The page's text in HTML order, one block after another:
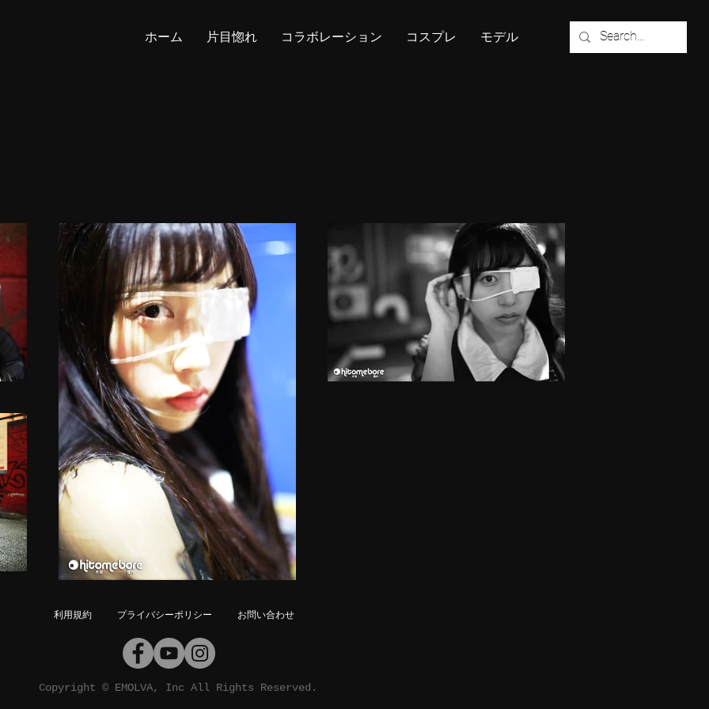
ホーム 片目惚れ コラボレーション コスプレ モデル
利用規約 プライバシーポリシー お問い合わせ
Copyright © EMOLVA, Inc All Rights Reserved.